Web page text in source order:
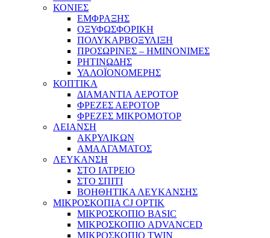
ΚΟΝΙΕΣ
ΕΜΦΡΑΞΗΣ
ΟΞΥΦΩΣΦΟΡΙΚΗ
ΠΟΛΥΚΑΡΒΟΞΥΛΙΞΗ
ΠΡΟΣΩΡΙΝΕΣ – ΗΜΙΝΟΝΙΜΕΣ
ΡΗΤΙΝΩΔΗΣ
ΥΑΛΟΪΟΝΟΜΕΡΗΣ
ΚΟΠΤΙΚΑ
ΔΙΑΜΑΝΤΙΑ ΑΕΡΟΤΟΡ
ΦΡΕΖΕΣ ΑΕΡΟΤΟΡ
ΦΡΕΖΕΣ ΜΙΚΡΟΜΟΤΟΡ
ΛΕΙΑΝΣΗ
ΑΚΡΥΛΙΚΩΝ
ΑΜΑΛΓΑΜΑΤΟΣ
ΛΕΥΚΑΝΣΗ
ΣΤΟ ΙΑΤΡΕΙΟ
ΣΤΟ ΣΠΙΤΙ
ΒΟΗΘΗΤΙΚΑ ΛΕΥΚΑΝΣΗΣ
ΜΙΚΡΟΣΚΟΠΙΑ CJ OPTIK
ΜΙΚΡΟΣΚΟΠΙΟ BASIC
ΜΙΚΡΟΣΚΟΠΙΟ ADVANCED
ΜΙΚΡΟΣΚΟΠΙΟ TWIN